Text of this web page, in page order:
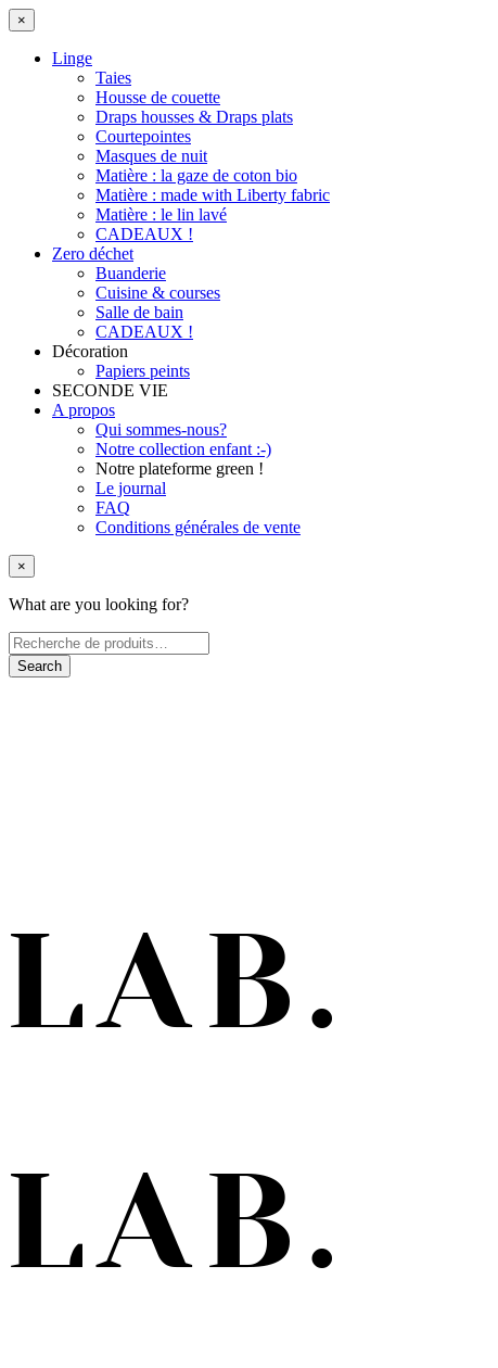
×
Linge
Taies
Housse de couette
Draps housses & Draps plats
Courtepointes
Masques de nuit
Matière : la gaze de coton bio
Matière : made with Liberty fabric
Matière : le lin lavé
CADEAUX !
Zero déchet
Buanderie
Cuisine & courses
Salle de bain
CADEAUX !
Décoration
Papiers peints
SECONDE VIE
A propos
Qui sommes-nous?
Notre collection enfant :-)
Notre plateforme green !
Le journal
FAQ
Conditions générales de vente
×
What are you looking for?